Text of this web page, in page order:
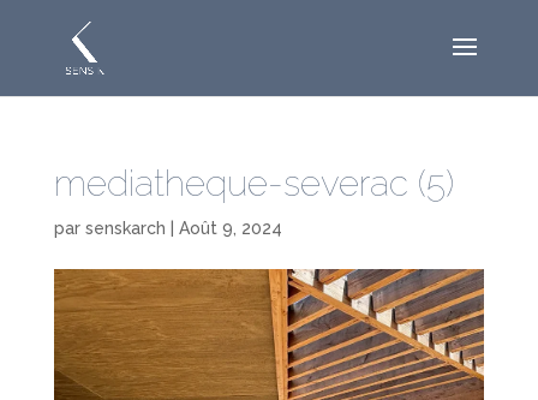
mediatheque-severac (5)
par senskarch Août 9, 2024